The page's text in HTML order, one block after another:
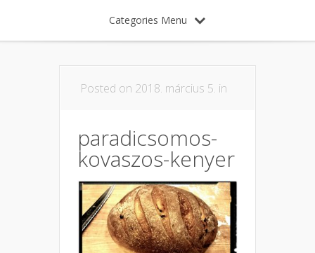
Categories Menu
Posted on 2018. március 5. in
paradicsomos-
kovaszos-kenyer